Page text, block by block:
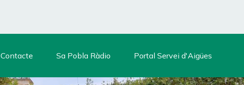
Contacte Sa Pobla Ràdio Portal Servei d'Aigües